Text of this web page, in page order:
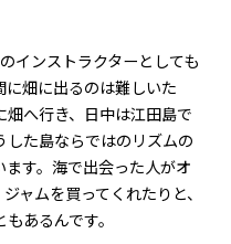
インストラクターとしても
畑に出るのは難しいた
へ行き、日中は江田島で
た島ならではのリズムの
す。海で出会った人がオ
ャムを買ってくれたりと、
あるんです。